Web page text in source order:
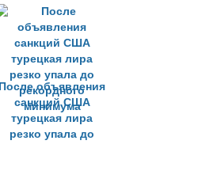
После объявления
санкций США
турецкая лира
резко упала до